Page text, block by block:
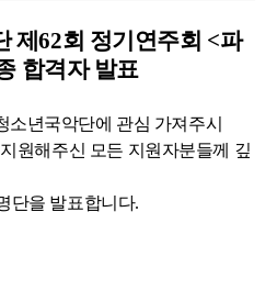
제62회 정기연주회 <파
합격자 발표
년국악단에 관심 가져주시
원해주신 모든 지원자분들께 깊
단을 발표합니다.